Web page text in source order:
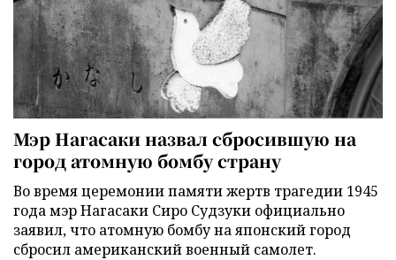
Мэр Нагасаки назвал сбросившую на
город атомную бомбу страну
Во время церемонии памяти жертв трагедии 1945
года мэр Нагасаки Сиро Судзуки официально
заявил, что атомную бомбу на японский город
сбросил американский военный самолет.